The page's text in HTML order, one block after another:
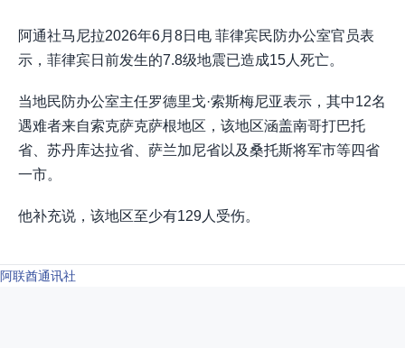
阿通社马尼拉2026年6月8日电 菲律宾民防办公室官员表
示，菲律宾日前发生的7.8级地震已造成15人死亡。
当地民防办公室主任罗德里戈·索斯梅尼亚表示，其中12名
遇难者来自索克萨克萨根地区，该地区涵盖南哥打巴托
省、苏丹库达拉省、萨兰加尼省以及桑托斯将军市等四省
一市。
他补充说，该地区至少有129人受伤。
阿联酋通讯社